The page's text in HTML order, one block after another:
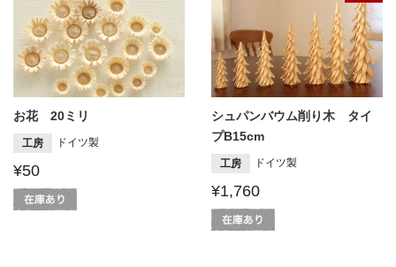
お花 20ミリ
工房 ドイツ製
¥50
シュパンバウム削り木 タイ
プB15cm
工房 ドイツ製
¥1,760